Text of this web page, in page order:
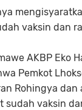
vaksin dan
AKBP Eko
Pemkot
Rohingya dan
sudah vaksin